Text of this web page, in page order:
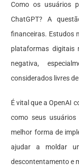
Como os usuários
ChatGPT? A
financeiras. Estudos
plataformas digitais
negativa,
considerados livres
É vital que a OpenAI
como seus
melhor forma de
ajudar a moldar
descontentamento e